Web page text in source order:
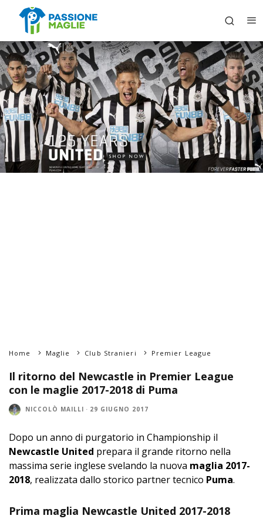
Home Maglie Club Stranieri Premier League
Il ritorno del Newcastle in Premier League
con le maglie 2017-2018 di Puma
NICCOLÒ MAILLI · 29 GIUGNO 2017
Dopo un anno di purgatorio in Championship il
Newcastle United prepara il grande ritorno nella
massima serie inglese svelando la nuova maglia 2017-
2018, realizzata dallo storico partner tecnico Puma.
Prima maglia Newcastle United 2017-2018